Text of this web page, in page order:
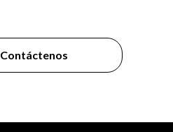
Contáctenos